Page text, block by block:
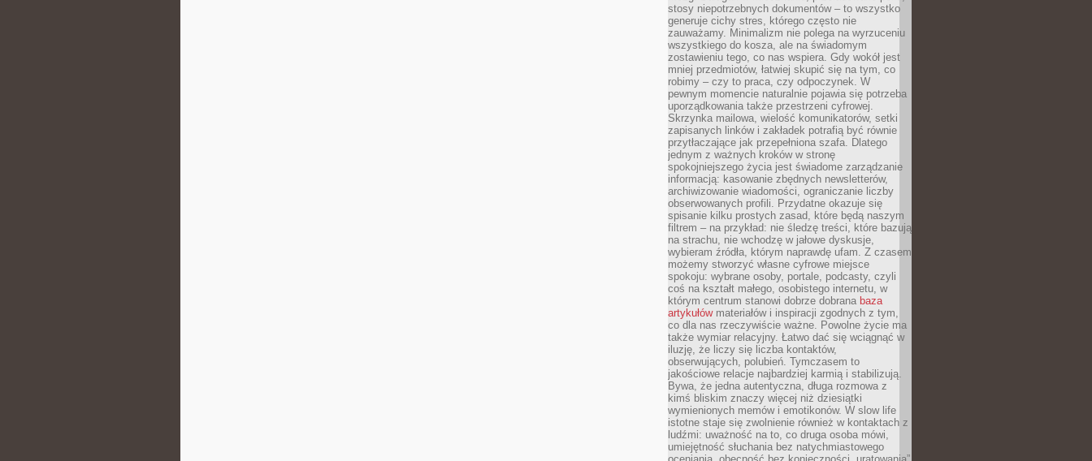
stosy niepotrzebnych dokumentów – to wszystko
generuje cichy stres, którego często nie
zauważamy. Minimalizm nie polega na wyrzuceniu
wszystkiego do kosza, ale na świadomym
zostawieniu tego, co nas wspiera. Gdy wokół jest
mniej przedmiotów, łatwiej skupić się na tym, co
robimy – czy to praca, czy odpoczynek. W
pewnym momencie naturalnie pojawia się potrzeba
uporządkowania także przestrzeni cyfrowej.
Skrzynka mailowa, wielość komunikatorów, setki
zapisanych linków i zakładek potrafią być równie
przytłaczające jak przepełniona szafa. Dlatego
jednym z ważnych kroków w stronę
spokojniejszego życia jest świadome zarządzanie
informacją: kasowanie zbędnych newsletterów,
archiwizowanie wiadomości, ograniczanie liczby
obserwowanych profili. Przydatne okazuje się
spisanie kilku prostych zasad, które będą naszym
filtrem – na przykład: nie śledzę treści, które bazują
na strachu, nie wchodzę w jałowe dyskusje,
wybieram źródła, którym naprawdę ufam. Z czasem
możemy stworzyć własne cyfrowe miejsce
spokoju: wybrane osoby, portale, podcasty, czyli
coś na kształt małego, osobistego internetu, w
którym centrum stanowi dobrze dobrana baza
artykułówmateriałów i inspiracji zgodnych z tym,
co dla nas rzeczywiście ważne. Powolne życie ma
także wymiar relacyjny. Łatwo dać się wciągnąć w
iluzję, że liczy się liczba kontaktów,
obserwujących, polubień. Tymczasem to
jakościowe relacje najbardziej karmią i stabilizują.
Bywa, że jedna autentyczna, długa rozmowa z
kimś bliskim znaczy więcej niż dziesiątki
wymienionych memów i emotikonów. W slow life
istotne staje się zwolnienie również w kontaktach z
ludźmi: uważność na to, co druga osoba mówi,
umiejętność słuchania bez natychmiastowego